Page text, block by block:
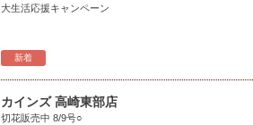
新着
大生活応援キャンペーン
カインズ 高崎東部店
切花販売中 8/9号○